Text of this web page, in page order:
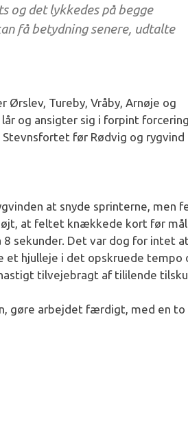
og det lykkedes på begge
få betydning senere, udtalte
Tureby, Vråby, Arnøje og
og ansigter sig i forpint
før Rødvig og rygvind
at snyde sprinterne, men
at feltet knækkede kort før
8 sekunder. Det var dog for intet
et hjulleje i det opskruede tempo
tilvejebragt af tililende
gøre arbejdet færdigt, med en to